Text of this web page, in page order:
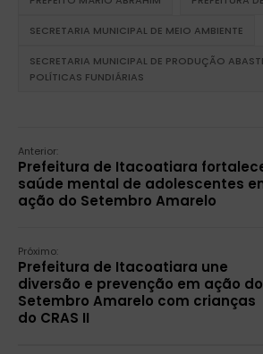
SECRETARIA MUNICIPAL DE MEIO AMBIENTE
SECRETARIA MUNICIPAL DE PRODUÇÃO
POLÍTICAS FUNDIÁRIAS
Anterior:
Prefeitura de Itacoatiara
saúde mental de adolescentes
ação do Setembro Amarelo
Próximo:
Prefeitura de Itacoatiara une
diversão e prevenção em ação do
Setembro Amarelo com crianças
do CRAS II